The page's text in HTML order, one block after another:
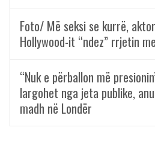
Foto/ Më seksi se kurrë,
Hollywood-it “ndez” rrjetin
“Nuk e përballon më
largohet nga jeta publike,
madh në Londër